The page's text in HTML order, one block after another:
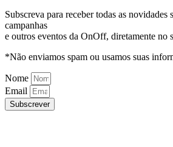
Subscreva para receber todas as novidades
campanhas
e outros eventos da OnOff, diretamente no
*Não enviamos spam ou usamos suas
Nome
Email
Subscrever